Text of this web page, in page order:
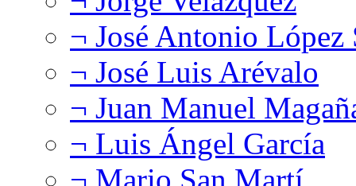
¬ José Antonio López
¬ José Luis Arévalo
¬ Juan Manuel
¬ Luis Ángel García
¬ Mario San Martí